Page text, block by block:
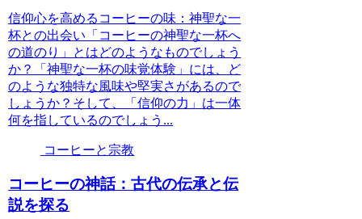
信仰心を高めるコーヒーの味：神聖な一
杯との出会い「コーヒーの神聖な一杯へ
の道のり」とはどのようなものでしょう
か？「神聖な一杯の味覚体験」には、ど
のような独特な風味や堅実さがあるので
しょうか？そして、「信仰の力」は一体
何を指しているのでしょう...
コーヒーと宗教
コーヒーの神話：古代の伝承と伝
説を探る